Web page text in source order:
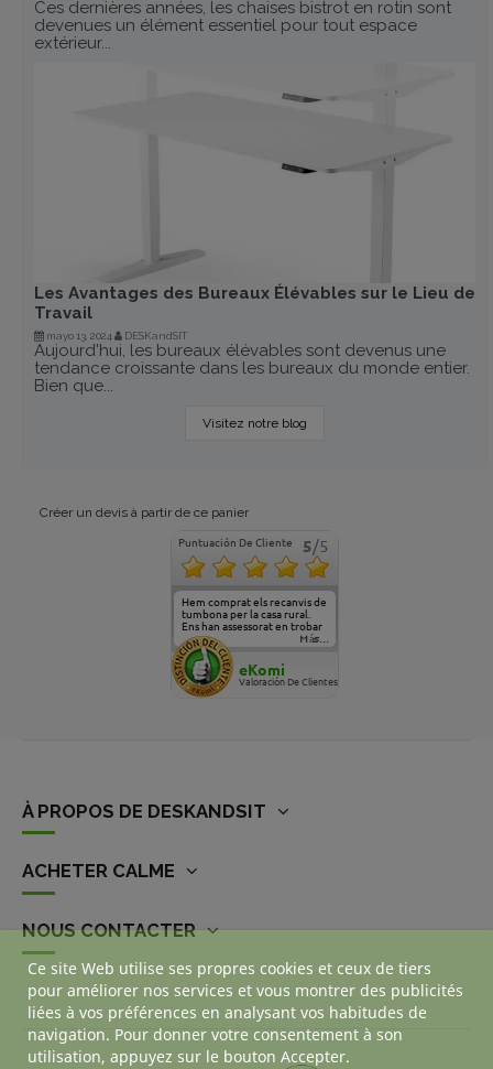
Ces dernières années, les chaises bistrot en rotin sont
devenues un élément essentiel pour tout espace
extérieur...
Les Avantages des Bureaux Élévables sur le Lieu de
Travail
mayo 13, 2024 DESKandSIT
Aujourd'hui, les bureaux élévables sont devenus une
tendance croissante dans les bureaux du monde entier.
Bien que...
Visitez notre blog
Créer un devis à partir de ce panier
Puntuación De Cliente 5/5
Hem comprat els recanvis de
tumbona per la casa rural.
Ens han assessorat en trobar
el model adequat. Gràcies,
veniu a veure-ho algun dia!!
Más...
eKomi
Valoración De Clientes
À PROPOS DE DESKANDSIT
ACHETER CALME
NOUS CONTACTER
Ce site Web utilise ses propres cookies et ceux de tiers
pour améliorer nos services et vous montrer des publicités
liées à vos préférences en analysant vos habitudes de
navigation. Pour donner votre consentement à son
utilisation, appuyez sur le bouton Accepter.